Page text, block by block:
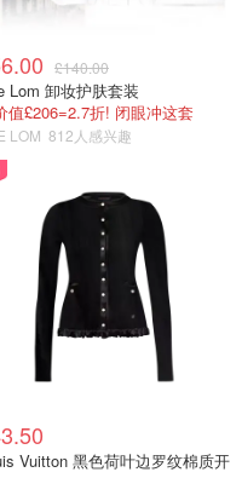
权属于原作者
Water Flosser Electric
Oral Irrigator
WP-660 White: Beauty
购买
£140.00
Lom 卸妆护肤套装
值£206=2.7折! 闭眼冲这套
LOM 812人感兴趣
Vuitton 黑色荷叶边罗纹棉质开